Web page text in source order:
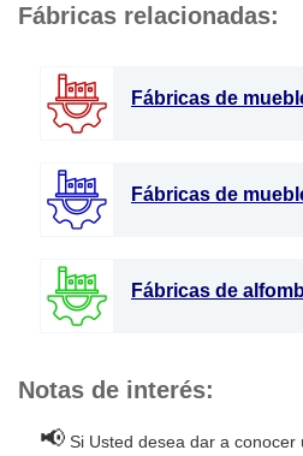
Fábricas relacionadas:
Fábricas de
Fábricas de
Fábricas de
Notas de interés:
📢 Si Usted desea dar a conocer